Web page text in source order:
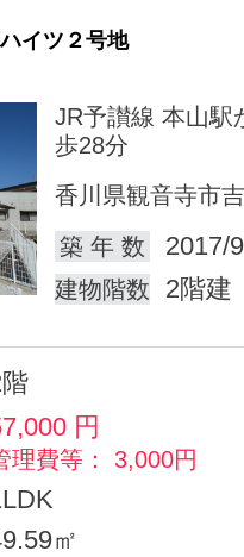
イツ２号地
JR予讃線 本山駅
歩28分
香川県観音寺市
築 年 数
2017/
建物階数 2階建
円
理費等： 3,000円
㎡